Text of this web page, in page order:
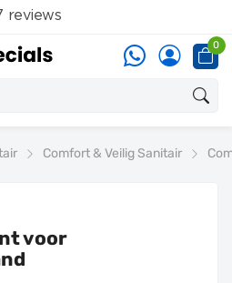
0
Comfort & Veilig Sanitair
voor